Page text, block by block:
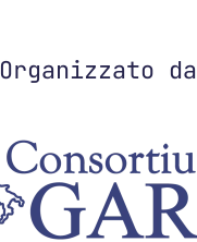
Organizzato da